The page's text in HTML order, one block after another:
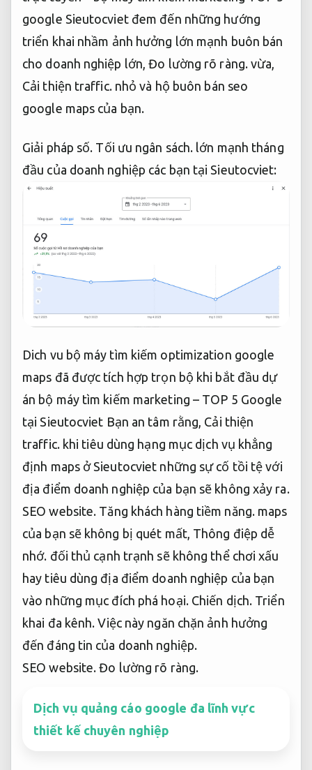
google Sieutocviet đem đến những hướng
triển khai nhầm ảnh hưởng lớn mạnh buôn bán
cho doanh nghiệp lớn,Đo lường rõ ràng.vừa,
Cải thiện traffic.nhỏ và hộ buôn bán seo
google maps của bạn.
Giải pháp số. Tối ưu ngân sách. lớn mạnh tháng
đầu của doanh nghiệp các bạn tại Sieutocviet:
Dich vu bộ máy tìm kiếm optimization google
maps đã được tích hợp trọn bộ khi bắt đầu dự
án bộ máy tìm kiếm marketing – TOP 5 Google
tại Sieutocviet Bạn an tâm rằng, Cải thiện
traffic.khi tiêu dùng hạng mục dịch vụ khẳng
định maps ở Sieutocviet những sự cố tồi tệ với
địa điểm doanh nghiệp của bạn sẽ không xảy ra.
SEO website. Tăng khách hàng tiềm năng.maps
của bạn sẽ không bị quét mất, Thông điệp dễ
nhớ. đối thủ cạnh trạnh sẽ không thể chơi xấu
hay tiêu dùng địa điểm doanh nghiệp của bạn
vào những mục đích phá hoại. Chiến dịch. Triển
khai đa kênh. Việc này ngăn chặn ảnh hưởng
đến đáng tin của doanh nghiệp.
SEO website. Đo lường rõ ràng.
Dịch vụ quảng cáo google đa lĩnh vực
thiết kế chuyên nghiệp